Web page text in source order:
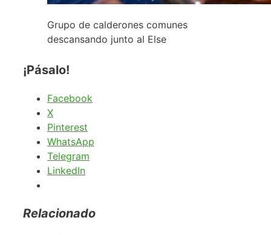
Grupo de calderones comunes
descansando junto al Else
¡Pásalo!
Facebook
X
Pinterest
WhatsApp
Telegram
LinkedIn
Relacionado